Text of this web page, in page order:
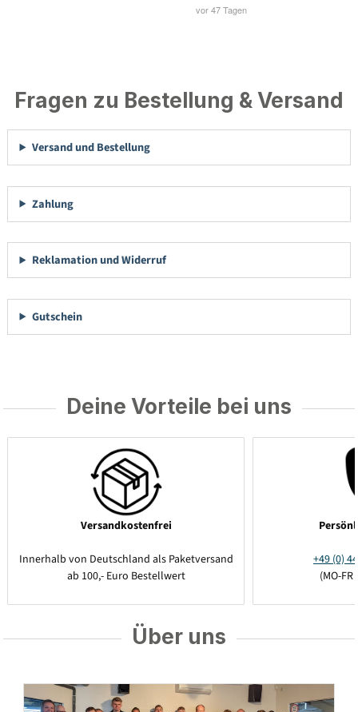
Fragen zu Bestellung & Versand
Versand und Bestellung
Zahlung
Reklamation und Widerruf
Gutschein
Deine Vorteile bei uns
Versandkostenfrei
Innerhalb von Deutschland als Paketversand
ab 100,- Euro Bestellwert
+49 (0)
(MO-
Über uns